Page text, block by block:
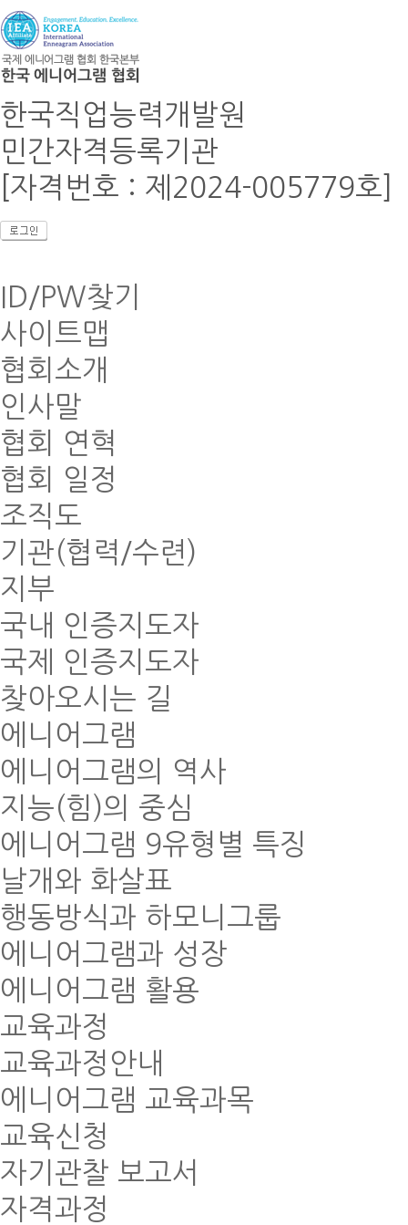
한국직업능력개발원
민간자격등록기관
[자격번호 : 제2024-005779호]
ID/PW찾기
사이트맵
협회소개
인사말
협회 연혁
협회 일정
조직도
기관(협력/수련)
지부
국내 인증지도자
국제 인증지도자
찾아오시는 길
에니어그램
에니어그램의 역사
지능(힘)의 중심
에니어그램 9유형별 특징
날개와 화살표
행동방식과 하모니그룹
에니어그램과 성장
에니어그램 활용
교육과정
교육과정안내
에니어그램 교육과목
교육신청
자기관찰 보고서
자격과정